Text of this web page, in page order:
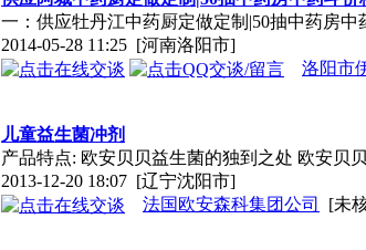
一：供应牡丹江中药厨定做定制|50抽中药房
2014-05-28 11:25 [河南洛阳市]
洛阳市
儿童益生菌冲剂
产品特点: 欧安贝贝益生菌的独到之处 欧安贝
2013-12-20 18:07 [辽宁沈阳市]
法国欧安森科集团公司
[未